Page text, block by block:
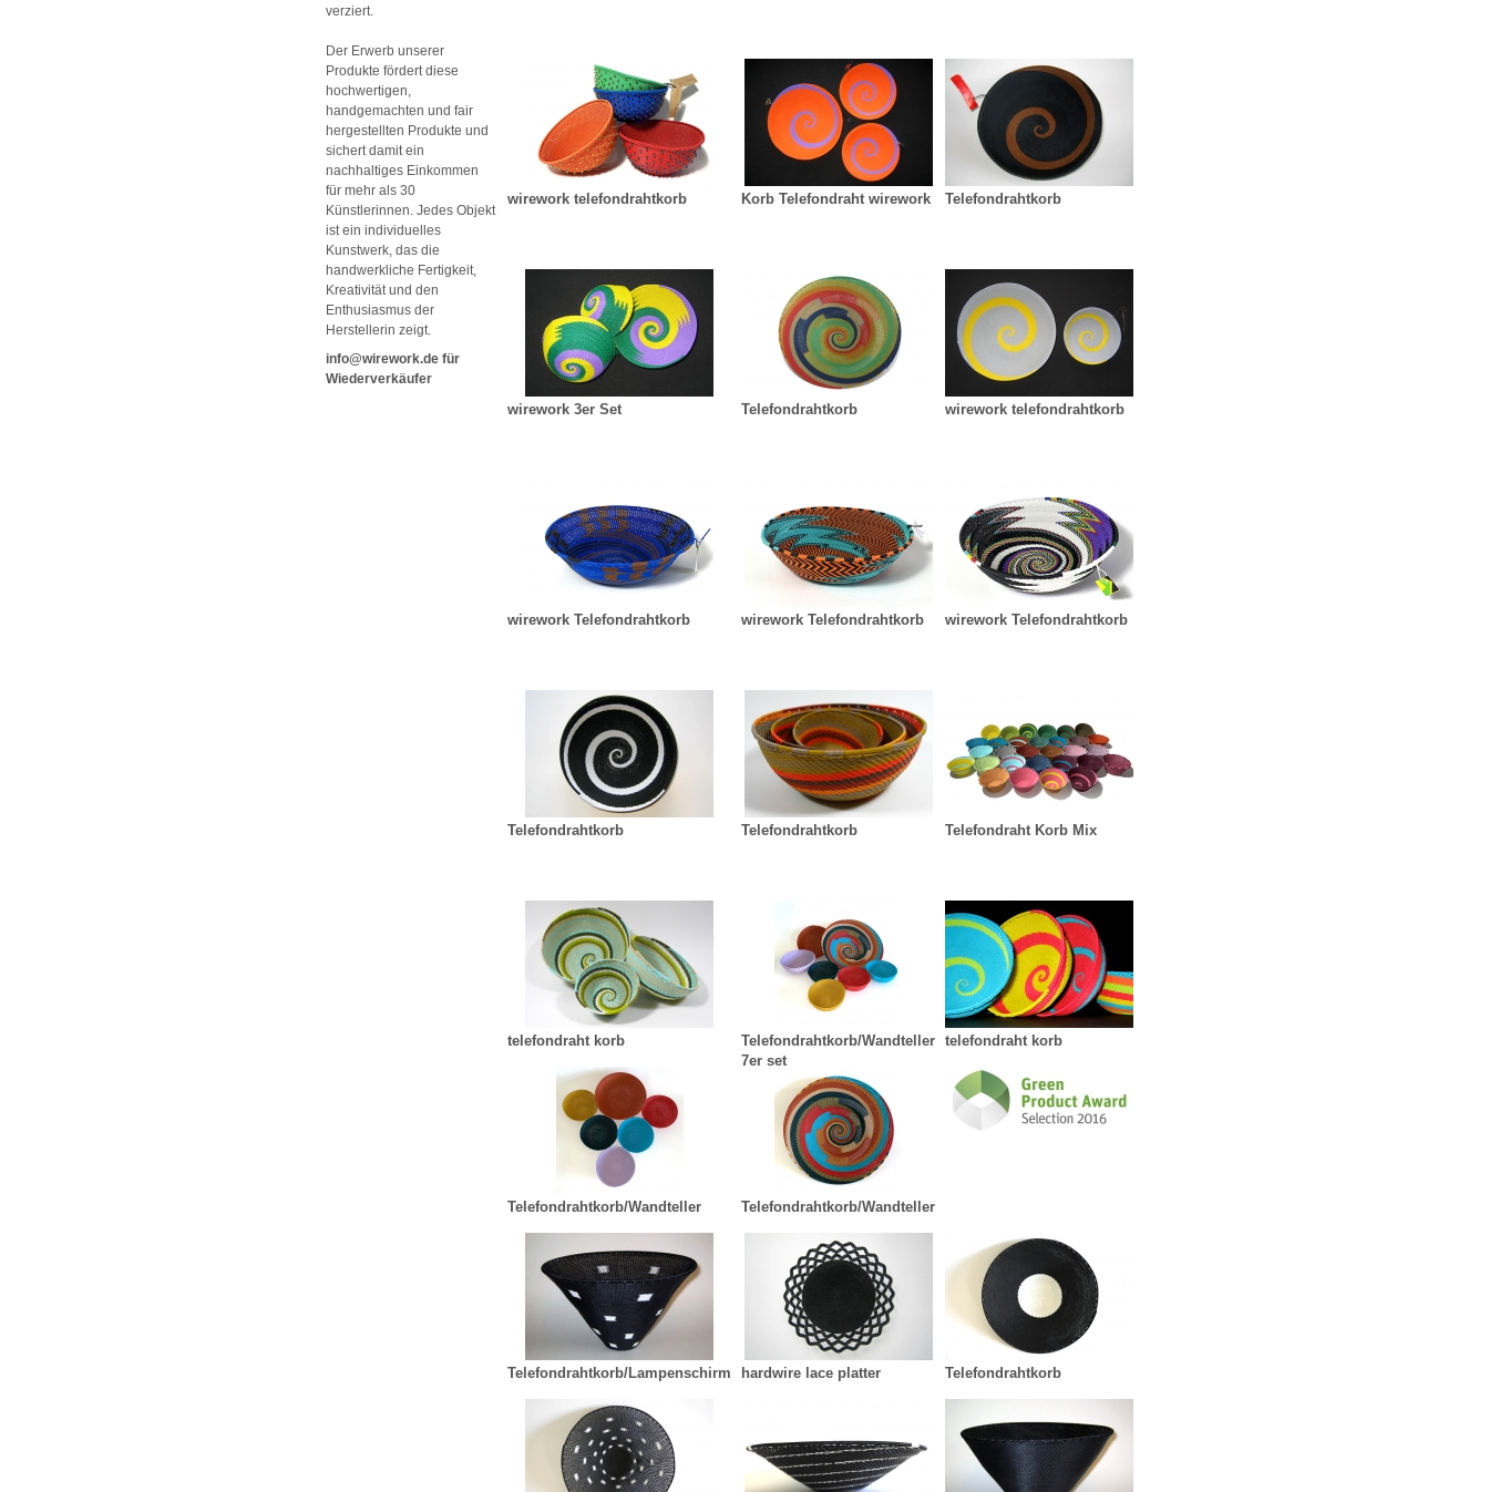
verziert.
Der Erwerb unserer
Produkte fördert diese
hochwertigen,
handgemachten und fair
hergestellten Produkte und
sichert damit ein
nachhaltiges Einkommen
für mehr als 30
Künstlerinnen. Jedes Objekt
ist ein individuelles
Kunstwerk, das die
handwerkliche Fertigkeit,
Kreativität und den
Enthusiasmus der
Herstellerin zeigt.
info@wirework.de für
Wiederverkäufer
wirework telefondrahtkorb Korb Telefondraht wirework Telefondrahtkorb
wirework 3er Set Telefondrahtkorb wirework telefondrahtkorb
wirework Telefondrahtkorb wirework Telefondrahtkorb wirework Telefondrahtkorb
Telefondrahtkorb Telefondrahtkorb Telefondraht Korb Mix
telefondraht korb
Telefondrahtkorb/Wandteller
7er set
telefondraht korb
Telefondrahtkorb/Wandteller Telefondrahtkorb/Wandteller
Telefondrahtkorb/Lampenschirm hardwire lace platter Telefondrahtkorb